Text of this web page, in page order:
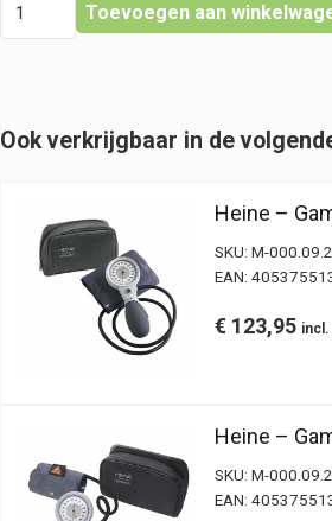
volwassenen
hoeveelheid
Toevoegen aan
Ook verkrijgbaar in de
Heine –
SKU:M-
EAN:
€ 123,95
Heine –
SKU:M-
EAN: